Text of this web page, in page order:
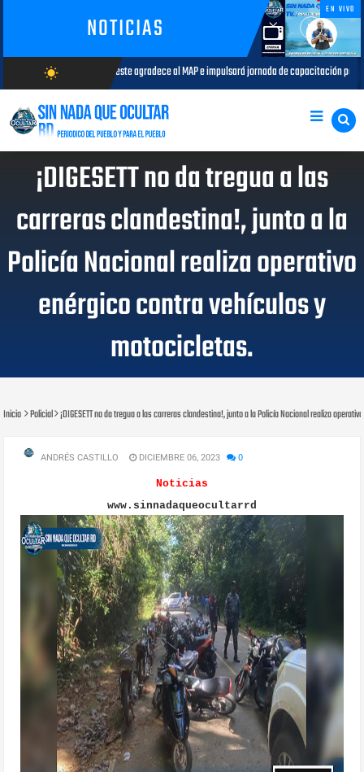
NOTICIAS
EN VIVO
wb_sunny
AGOSTO/6/2026
al MAP e impulsará jornada de capacitación para comunicadores del municipio
¡DIGESETT no da tregua a las
carreras clandestina!, junto a la
Policía Nacional realiza operativo
enérgico contra vehículos y
motocicletas.
Inicio Policial ¡DIGESETT no da tregua a las carreras clandestina!, junto a la Policía Nacional realiza
ANDRÉS CASTILLO DICIEMBRE 06, 2023 0
Noticias
www.sinnadaqueocultarrd